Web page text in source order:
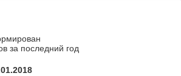
за последний год